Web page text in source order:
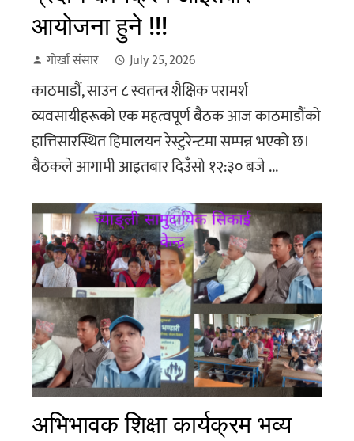
आयोजना हुने !!!
गोर्खा संसार July 25, 2026
काठमाडौं, साउन ८ स्वतन्त्र शैक्षिक परामर्श
व्यवसायीहरूको एक महत्वपूर्ण बैठक आज काठमाडौंको
हात्तिसारस्थित हिमालयन रेस्टुरेन्टमा सम्पन्न भएको छ।
बैठकले आगामी आइतबार दिउँसो १२:३० बजे ...
अभिभावक शिक्षा कार्यक्रम भव्य